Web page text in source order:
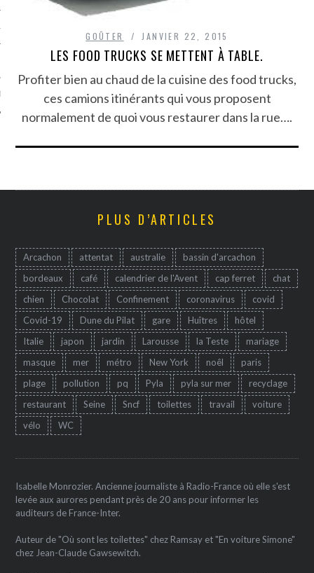
ARCACHON
GOÛTER JANVIER 22, 2015
LES FOOD TRUCKS SE METTENT À TABLE.
Profiter bien au chaud de la cuisine des food trucks,
ces camions itinérants qui vous proposent
normalement de quoi vous restaurer dans la rue….
PLUS D’ARTICLES
Arcachon attentat australie
bassin d'arcachon
bordeaux
café calendrier de l'Avent cap ferret
chat
chien
Chocolat Confinement coronavirus
covid
Covid-19
Dune du Pilat gare Huîtres
hôtel
Italie
japon jardin Larousse la Teste
mariage
masque
mer métro New York noêl
paris
plage
pollution pq Pyla pyla sur mer
recyclage
restaurant
Seine Sncf toilettes travail
voiture
vélo
WC
Isabelle Monrozier. Ancienne journaliste à Radio-France où elle s'est
levée aux aurores pendant près de 20 ans pour informer les
auditeurs de France-Inter.
Auteur de "Où sont les toilettes" chez Ramsay et "En voiture Simone"
chez Jean-Claude Gawsewitch.